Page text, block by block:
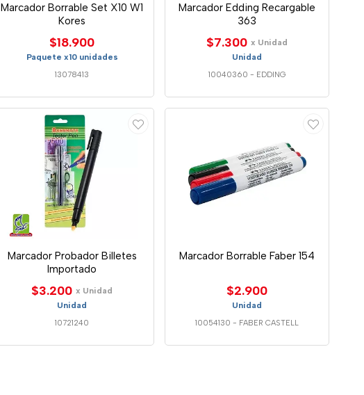
Marcador Borrable Set X10 W1
Kores
$18.900
Paquete x10 unidades
13078413
Marcador Edding Recargable
363
$7.300 x Unidad
Unidad
10040360 - EDDING
Marcador Probador Billetes
Importado
$3.200 x Unidad
Unidad
10721240
Marcador Borrable Faber 154
$2.900
Unidad
10054130 - FABER CASTELL